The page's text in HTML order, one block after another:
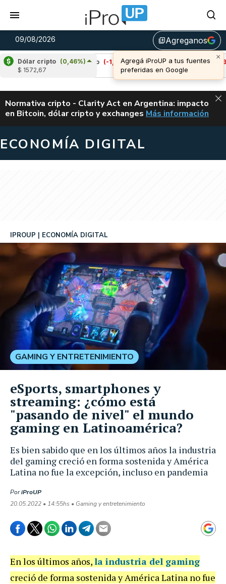
09/08/2026 library_addAgreganos
Dólar cripto (0,46%)
$ 1572,67
Cardano (-1,28%)
Avalanche (-0,93%)
u$s 6,47
ALERTA
Normativa cripto - Clarity Act en Argentina: impacto
en Bitcoin, dólar cripto y exchanges CLARITY ACT EN
Más información
ECONOMÍA DIGITAL
Es bien sabido que en los últimos años la industria
del gaming creció en forma sostenida y América
Latina no fue la excepción, incluso en pandemia
IPROUP ECONOMÍA DIGITAL
PoriProUP
20.05.2022 • 14:55hs • Gaming y entretenimiento
GAMING Y ENTRETENIMIENTO
eSports, smartphones y
streaming: ¿cómo está
"pasando de nivel" el mundo
gaming en Latinoamérica?
En los últimos años,la industria del gaming
creció de forma sostenida y América Latina no fue